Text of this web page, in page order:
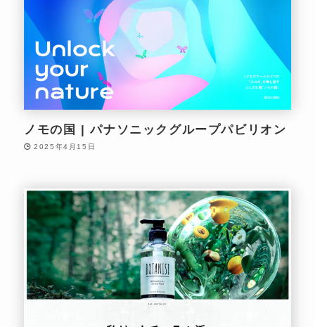
ノモの国 | パナソニックグループパビリオン
2025年4月15日